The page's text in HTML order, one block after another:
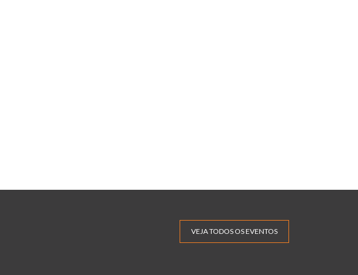
VEJA TODOS OS EVENTOS